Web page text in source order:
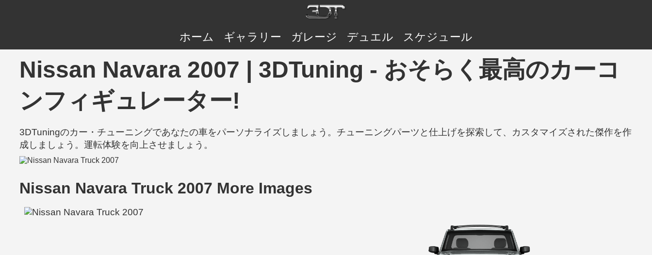
ホーム ギャラリー ガレージ デュエル スケジュール
Nissan Navara 2007 | 3DTuning - おそらく最高のカーコ
ンフィギュレーター!
3DTuningのカー・チューニングであなたの車をパーソナライズしましょう。チューニングパーツと仕上げを探索して、カスタマイズされた傑作を作
成しましょう。運転体験を向上させましょう。
Nissan Navara Truck 2007 More Images